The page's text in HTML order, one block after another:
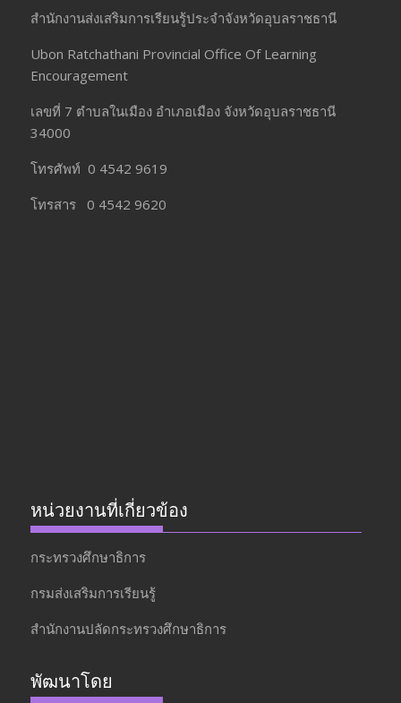
สำนักงานส่งเสริมการเรียนรู้ประจำจังหวัดอุบลราชธานี
Ubon Ratchathani Provincial Office Of Learning
Encouragement
เลขที่ 7 ตำบลในเมือง อำเภอเมือง จังหวัดอุบลราชธานี
34000
โทรศัพท์ 0 4542 9619
โทรสาร 0 4542 9620
หน่วยงานที่เกี่ยวข้อง
กระทรวงศึกษาธิการ
กรมส่งเสริมการเรียนรู้
สำนักงานปลัดกระทรวงศึกษาธิการ
พัฒนาโดย